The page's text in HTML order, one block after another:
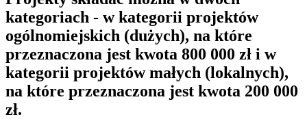
kategoriach - w kategorii projektów
ogólnomiejskich (dużych), na które
przeznaczona jest kwota 800 000 zł i w
kategorii projektów małych (lokalnych),
na które przeznaczona jest kwota 200 000
zł.